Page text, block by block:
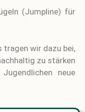
(Jumpline) für
tragen wir dazu bei,
zu stärken
neue